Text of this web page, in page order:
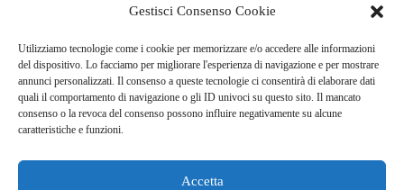
Gestisci Consenso Cookie
Utilizziamo tecnologie come i cookie per memorizzare e/o accedere alle informazioni
del dispositivo. Lo facciamo per migliorare l'esperienza di navigazione e per mostrare
annunci personalizzati. Il consenso a queste tecnologie ci consentirà di elaborare dati
quali il comportamento di navigazione o gli ID univoci su questo sito. Il mancato
consenso o la revoca del consenso possono influire negativamente su alcune
caratteristiche e funzioni.
Accetta
PREVIOUS 2 3 4 NEXT